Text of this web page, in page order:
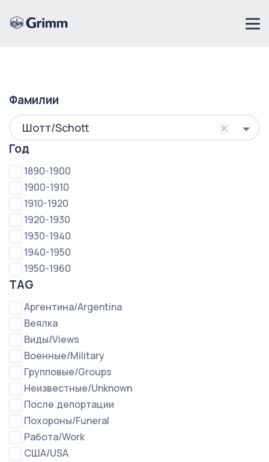
Фамилии
×
Шотт/Schott
Год
1890-1900
1900-1910
1910-1920
1920-1930
1930-1940
1940-1950
1950-1960
TAG
Аргентина/Argentina
Веялка
Виды/Views
Военные/Military
Групповые/Groups
Неизвестные/Unknown
После депортации
Похороны/Funeral
Работа/Work
США/USA